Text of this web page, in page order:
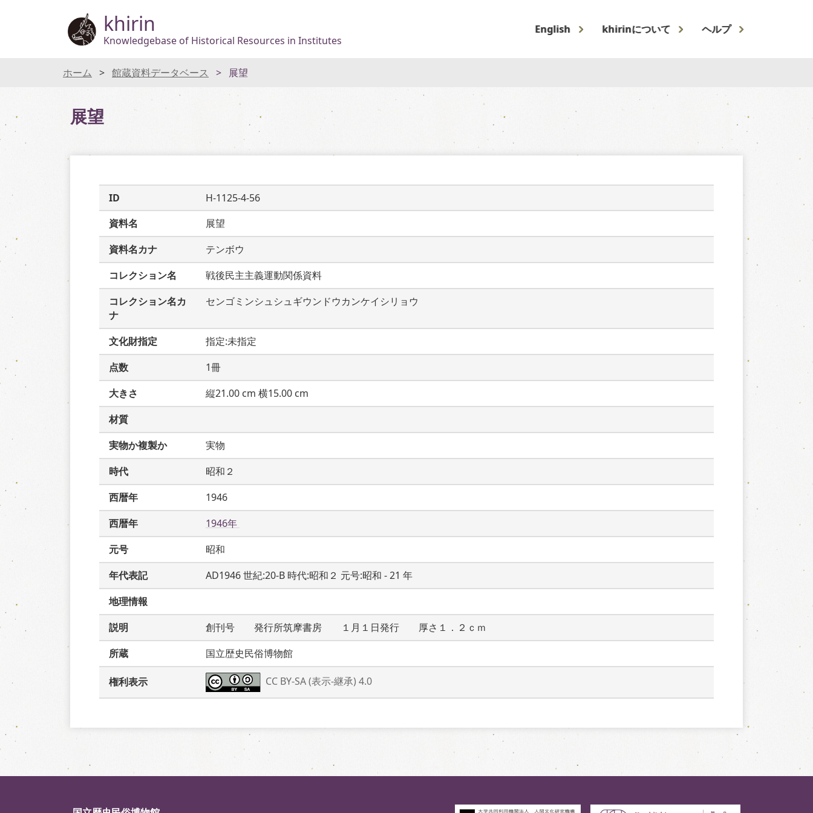
khirin
Knowledgebase of Historical Resources in Institutes
English khirinについて ヘルプ
ホーム 館蔵資料データベース 展望
展望
ID
H-1125-4-56
資料名
展望
資料名カナ
テンボウ
コレクション名
戦後民主主義運動関係資料
コレクション名カ
ナ
センゴミンシュシュギウンドウカンケイシリョウ
文化財指定
指定:未指定
点数
1冊
大きさ
縦21.00 cm 横15.00 cm
材質
実物か複製か
実物
時代
昭和２
西暦年
1946
西暦年
1946年
元号
昭和
年代表記
AD1946 世紀:20-B 時代:昭和２ 元号:昭和 - 21 年
地理情報
説明
創刊号　　発行所筑摩書房　　１月１日発行　　厚さ１．２ｃｍ
所蔵
国立歴史民俗博物館
権利表示 CC BY-SA (表示-継承) 4.0